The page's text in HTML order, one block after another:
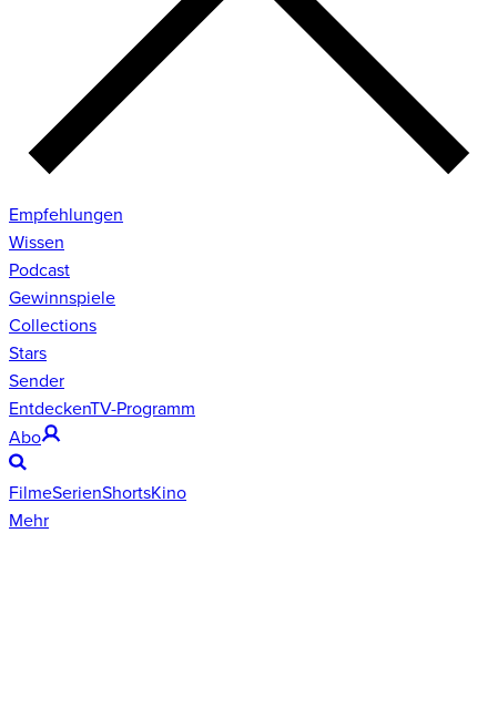
Empfehlungen
Wissen
Podcast
Gewinnspiele
Collections
Stars
Sender
EntdeckenTV-Programm
Abo
FilmeSerienShortsKino
Mehr